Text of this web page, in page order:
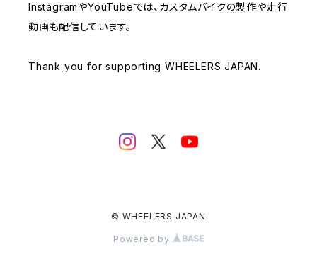
InstagramやYouTubeでは、カスタムバイクの製作や走行
動画も配信しています。
Thank you for supporting WHEELERS JAPAN.
© WHEELERS JAPAN
Powered by